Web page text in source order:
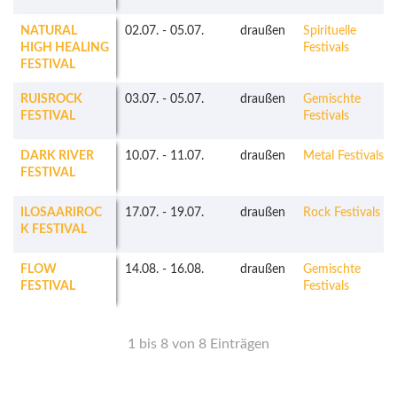
NATURAL
HIGH HEALING
FESTIVAL
02.07. - 05.07. draußen
Spirituelle
Festivals
RUISROCK
FESTIVAL
03.07. - 05.07. draußen
Gemischte
Festivals
DARK RIVER
FESTIVAL
10.07. - 11.07. draußen Metal Festivals
ILOSAARIROC
K FESTIVAL
17.07. - 19.07. draußen Rock Festivals
FLOW
FESTIVAL
14.08. - 16.08. draußen
Gemischte
Festivals
1 bis 8 von 8 Einträgen